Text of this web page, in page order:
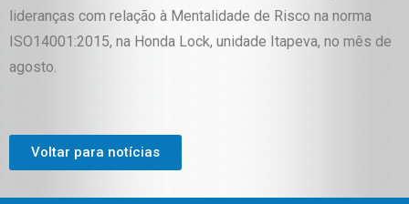
lideranças com relação à Mentalidade de Risco na norma
ISO14001:2015, na Honda Lock, unidade Itapeva, no mês de
agosto.
Voltar para notícias